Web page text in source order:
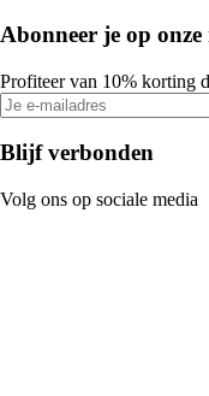
Abonneer je op
Profiteer van 10% korting
Blijf verbonden
Volg ons op sociale media